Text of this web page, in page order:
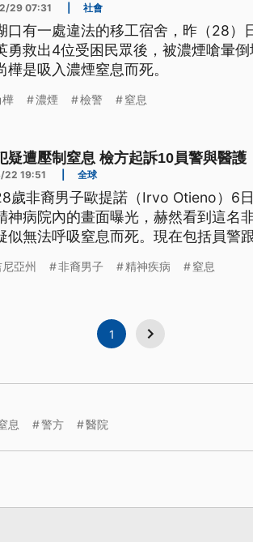
29 07:31 社會
口有一處違法的移工宿舍，昨（28）
勇救出4位受困民眾後，被濃煙嗆暈
樺是吸入濃煙窒息而死。
樺 濃煙 檢警 窒息
疑遭壓制窒息 檢方起訴10員警與醫護
19:51 全球
歲非裔男子歐提諾（Irvo Otieno）6
神病院內的畫面曝光，赫然看到這名
似無法呼吸窒息而死。現在包括員警
亞州 非裔男子 精神疾病 窒息
1
息 警方 醫院